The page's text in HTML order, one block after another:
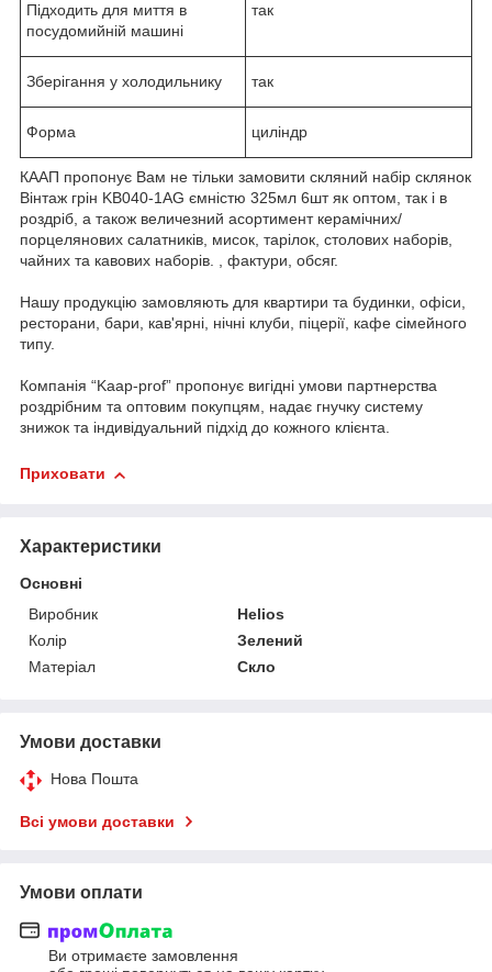
Підходить для миття в
посудомийній машині
так
Зберігання у холодильнику так
Форма циліндр
КААП пропонує Вам не тільки замовити скляний набір склянок
Вінтаж грін KB040-1AG ємністю 325мл 6шт як оптом, так і в
роздріб, а також величезний асортимент керамічних/
порцелянових салатників, мисок, тарілок, столових наборів,
чайних та кавових наборів. , фактури, обсяг.
Нашу продукцію замовляють для квартири та будинки, офіси,
ресторани, бари, кав'ярні, нічні клуби, піцерії, кафе сімейного
типу.
Компанія “Kaap-prof” пропонує вигідні умови партнерства
роздрібним та оптовим покупцям, надає гнучку систему
знижок та індивідуальний підхід до кожного клієнта.
Приховати
Характеристики
Основні
Виробник
Helios
Колір
Зелений
Матеріал
Скло
Умови доставки
Нова Пошта
Всі умови доставки
Умови оплати
Ви отримаєте замовлення